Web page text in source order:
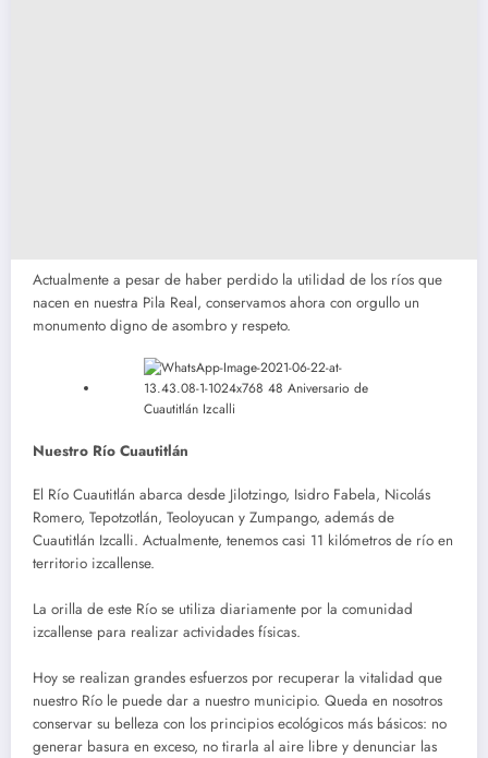
Actualmente a pesar de haber perdido la utilidad de los ríos que
nacen en nuestra Pila Real, conservamos ahora con orgullo un
monumento digno de asombro y respeto.
Nuestro Río Cuautitlán
El Río Cuautitlán abarca desde Jilotzingo, Isidro Fabela, Nicolás
Romero, Tepotzotlán, Teoloyucan y Zumpango, además de
Cuautitlán Izcalli. Actualmente, tenemos casi 11 kilómetros de río en
territorio izcallense.
La orilla de este Río se utiliza diariamente por la comunidad
izcallense para realizar actividades físicas.
Hoy se realizan grandes esfuerzos por recuperar la vitalidad que
nuestro Río le puede dar a nuestro municipio. Queda en nosotros
conservar su belleza con los principios ecológicos más básicos: no
generar basura en exceso, no tirarla al aire libre y denunciar las